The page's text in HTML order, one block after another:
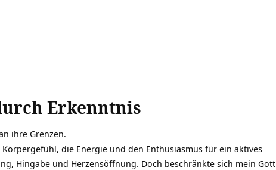
Erkenntnis
ihre Grenzen.
Körpergefühl, die Energie und den Enthusiasmus für ein aktives
Hingabe und Herzensöffnung. Doch beschränkte sich mein Gott